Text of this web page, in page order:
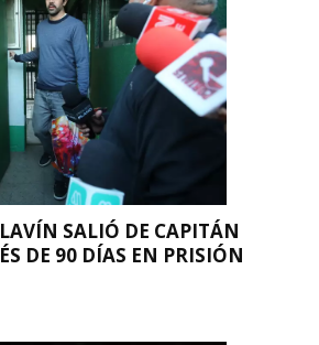
SALIÓ DE CAPITÁN
DE 90 DÍAS EN PRISIÓN